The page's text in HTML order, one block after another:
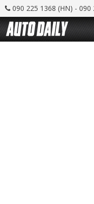
090 225 1368 (HN) - 090